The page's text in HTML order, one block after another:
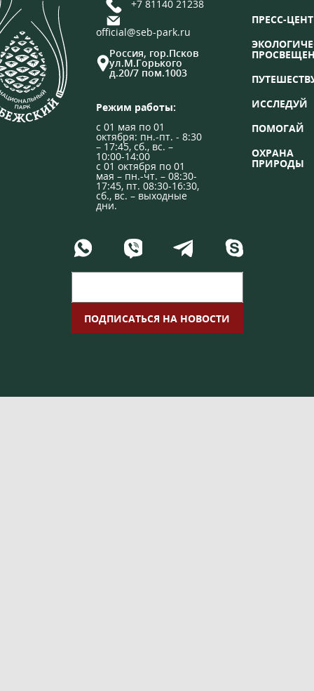
+7 81140 21238
official@seb-park.ru
Россия, гор.Псков
ул.М.Горького
д.20/7 пом.1003
Режим работы:
с 01 мая по 01
октября: пн.-пт. - 8:30
– 17:45, сб., вс. –
10:00-14:00
с 01 октября по 01
мая – пн.-чт. – 08:30-
17:45, пт. 08:30-16:30,
сб., вс. – выходные
дни.
ПРЕСС-
ИССЛЕДУЙ
ПОМОГАЙ
ОХРАНА
ПРИРОДЫ